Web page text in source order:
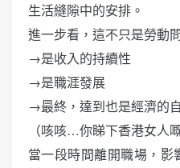
生活縫隙中的安排。
進一步看，這不只是勞動
→是收入的持續性
→是職涯發展
→最終，達到也是經濟的
（咳咳…你睇下香港女人
當一段時間離開職場，影